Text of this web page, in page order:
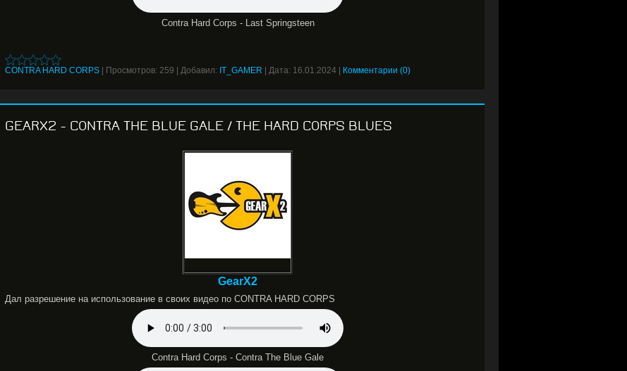
Contra Hard Corps - Last Springsteen
CONTRA HARD CORPS Просмотров: 259 Добавил: IT_GAMER Дата: 16.01.2024 Комментарии (0)
GEARX2 - CONTRA THE BLUE GALE / THE HARD CORPS BLUES
GearX2
Дал разрешение на использование в своих видео по CONTRA HARD CORPS
Contra Hard Corps - Contra The Blue Gale